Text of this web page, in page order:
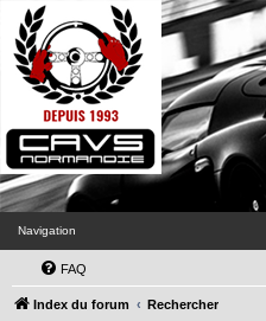
Navigation
FAQ
Index du forum Rechercher